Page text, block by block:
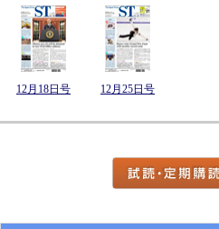
12月18日号 12月25日号